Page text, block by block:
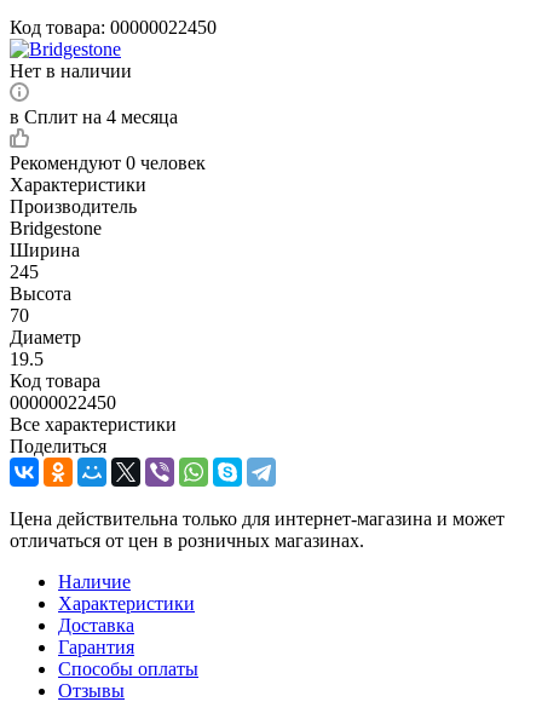
Код товара: 00000022450
Нет в наличии
в Сплит на 4 месяца
Рекомендуют 0 человек
Характеристики
Производитель
Bridgestone
Ширина
245
Высота
70
Диаметр
19.5
Код товара
00000022450
Все характеристики
Поделиться
Цена действительна только для интернет-магазина и может
отличаться от цен в розничных магазинах.
Наличие
Характеристики
Доставка
Гарантия
Способы оплаты
Отзывы